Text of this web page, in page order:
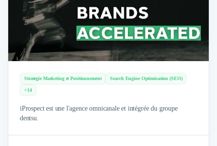
Publicité
Communication
Influence Marketing
Veille commerciale
Photographie
Études Marketing
Présentations PowerPoint
SMS Marketing
Email Marketing
Strategie Marketing et Positionnement Search Engine Optimisation (SEO)
+14
iProspect est une l'agence omnicanale et intégrée du groupe
dentsu.